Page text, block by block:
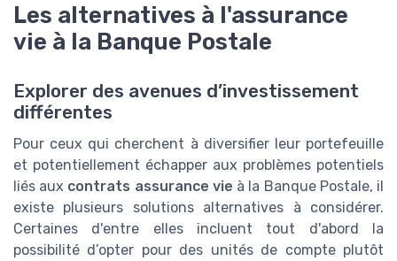
Les alternatives à l'assurance
vie à la Banque Postale
Explorer des avenues d’investissement
différentes
Pour ceux qui cherchent à diversifier leur portefeuille
et potentiellement échapper aux problèmes potentiels
liés aux contrats assurance vie à la Banque Postale, il
existe plusieurs solutions alternatives à considérer.
Certaines d'entre elles incluent tout d'abord la
possibilité d’opter pour des unités de compte plutôt